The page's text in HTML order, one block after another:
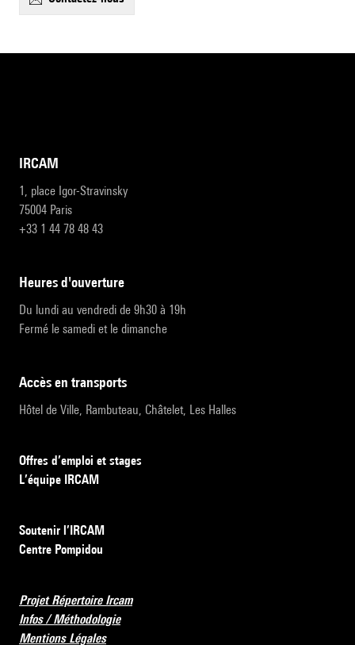
IRCAM
1, place Igor-Stravinsky
75004 Paris
+33 1 44 78 48 43
heures d'ouverture
Du lundi au vendredi de 9h30 à 19h
Fermé le samedi et le dimanche
accès en transports
Hôtel de Ville, Rambuteau, Châtelet, Les Halles
Offres d’emploi et stages
L’équipe IRCAM
Soutenir l’IRCAM
Centre Pompidou
Projet Répertoire Ircam
Infos / Méthodologie
Mentions Légales